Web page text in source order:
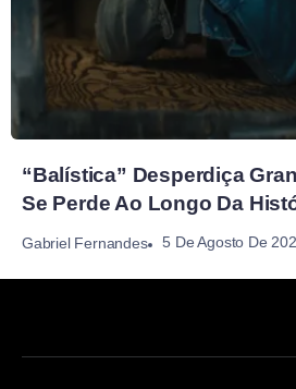
“Balística” Desperdiça
Se Perde Ao Longo Da
Gabriel Fernandes 5 De Agosto De